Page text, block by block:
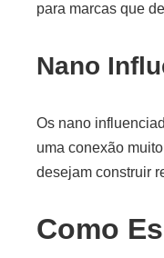
para marcas que
Nano
Os nano
uma conexão
desejam construir
Como